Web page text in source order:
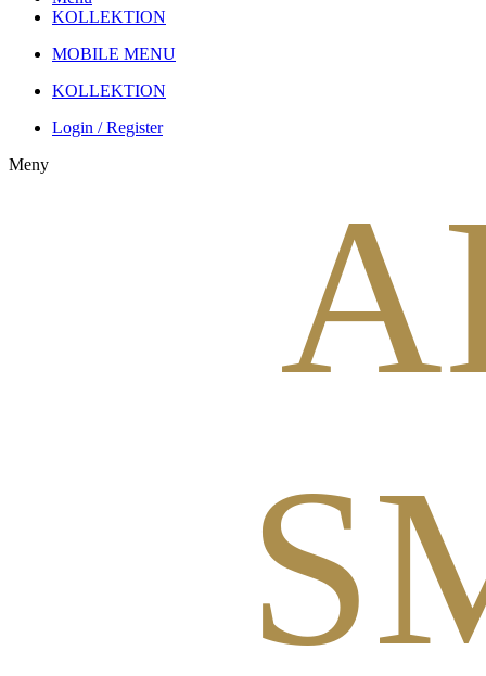
KOLLEKTION
MOBILE MENU
KOLLEKTION
Login / Register
Meny